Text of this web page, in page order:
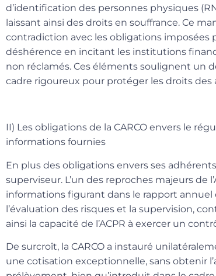
d’identification des personnes physiques
laissant ainsi des droits en souffrance. Ce
contradiction avec les obligations imposées
déshérence en incitant les institutions
non réclamés. Ces éléments soulignent un
cadre rigoureux pour protéger les droits des
II) Les obligations de la CARCO envers le
informations fournies
En plus des obligations envers ses
superviseur. L’un des reproches majeurs de
informations figurant dans le rapport
l’évaluation des risques et la supervision,
ainsi la capacité de l’ACPR à exercer un
De surcroît, la CARCO a instauré
une cotisation exceptionnelle, sans obtenir